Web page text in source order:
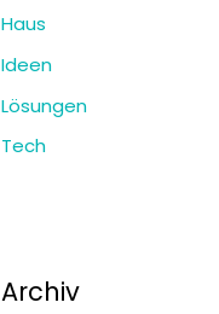
Haus
Ideen
Lösungen
Tech
Archiv